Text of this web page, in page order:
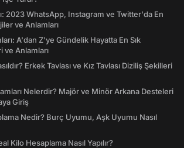
2023 WhatsApp, Instagram ve Twitter'da En
ve Anlamları
A'dan Z'ye Gündelik Hayatta En Sık
ve Anlamları
Erkek Tavlası ve Kız Tavlası Diziliş Şekilleri
Nelerdir? Majör ve Minör Arkana Desteleri
Giriş
Nedir? Burç Uyumu, Aşk Uyumu Nasıl
Kilo Hesaplama Nasıl Yapılır?